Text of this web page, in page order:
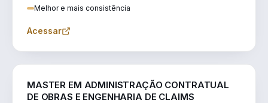
Melhor e mais consistência
Acessar
MASTER EM ADMINISTRAÇÃO CONTRATUAL
DE OBRAS E ENGENHARIA DE CLAIMS